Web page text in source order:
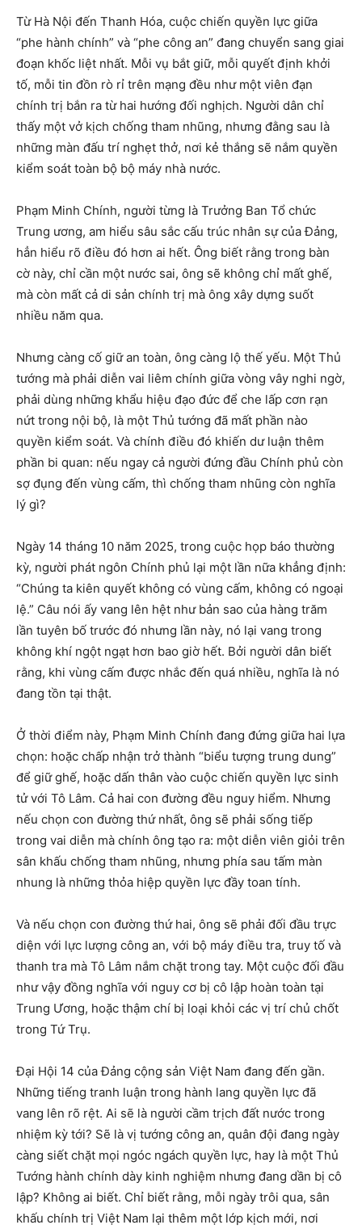
Từ Hà Nội đến Thanh Hóa, cuộc chiến quyền lực giữa
“phe hành chính” và “phe công an” đang chuyển sang giai
đoạn khốc liệt nhất. Mỗi vụ bắt giữ, mỗi quyết định khởi
tố, mỗi tin đồn rò rỉ trên mạng đều như một viên đạn
chính trị bắn ra từ hai hướng đối nghịch. Người dân chỉ
thấy một vở kịch chống tham nhũng, nhưng đằng sau là
những màn đấu trí nghẹt thở, nơi kẻ thắng sẽ nắm quyền
kiểm soát toàn bộ bộ máy nhà nước.
Phạm Minh Chính, người từng là Trưởng Ban Tổ chức
Trung ương, am hiểu sâu sắc cấu trúc nhân sự của Đảng,
hẳn hiểu rõ điều đó hơn ai hết. Ông biết rằng trong bàn
cờ này, chỉ cần một nước sai, ông sẽ không chỉ mất ghế,
mà còn mất cả di sản chính trị mà ông xây dựng suốt
nhiều năm qua.
Nhưng càng cố giữ an toàn, ông càng lộ thế yếu. Một Thủ
tướng mà phải diễn vai liêm chính giữa vòng vây nghi ngờ,
phải dùng những khẩu hiệu đạo đức để che lấp cơn rạn
nứt trong nội bộ, là một Thủ tướng đã mất phần nào
quyền kiểm soát. Và chính điều đó khiến dư luận thêm
phần bi quan: nếu ngay cả người đứng đầu Chính phủ còn
sợ đụng đến vùng cấm, thì chống tham nhũng còn nghĩa
lý gì?
Ngày 14 tháng 10 năm 2025, trong cuộc họp báo thường
kỳ, người phát ngôn Chính phủ lại một lần nữa khẳng định:
“Chúng ta kiên quyết không có vùng cấm, không có ngoại
lệ.” Câu nói ấy vang lên hệt như bản sao của hàng trăm
lần tuyên bố trước đó nhưng lần này, nó lại vang trong
không khí ngột ngạt hơn bao giờ hết. Bởi người dân biết
rằng, khi vùng cấm được nhắc đến quá nhiều, nghĩa là nó
đang tồn tại thật.
Ở thời điểm này, Phạm Minh Chính đang đứng giữa hai lựa
chọn: hoặc chấp nhận trở thành “biểu tượng trung dung”
để giữ ghế, hoặc dấn thân vào cuộc chiến quyền lực sinh
tử với Tô Lâm. Cả hai con đường đều nguy hiểm. Nhưng
nếu chọn con đường thứ nhất, ông sẽ phải sống tiếp
trong vai diễn mà chính ông tạo ra: một diễn viên giỏi trên
sân khấu chống tham nhũng, nhưng phía sau tấm màn
nhung là những thỏa hiệp quyền lực đầy toan tính.
Và nếu chọn con đường thứ hai, ông sẽ phải đối đầu trực
diện với lực lượng công an, với bộ máy điều tra, truy tố và
thanh tra mà Tô Lâm nắm chặt trong tay. Một cuộc đối đầu
như vậy đồng nghĩa với nguy cơ bị cô lập hoàn toàn tại
Trung Ương, hoặc thậm chí bị loại khỏi các vị trí chủ chốt
trong Tứ Trụ.
Đại Hội 14 của Đảng cộng sản Việt Nam đang đến gần.
Những tiếng tranh luận trong hành lang quyền lực đã
vang lên rõ rệt. Ai sẽ là người cầm trịch đất nước trong
nhiệm kỳ tới? Sẽ là vị tướng công an, quân đội đang ngày
càng siết chặt mọi ngóc ngách quyền lực, hay là một Thủ
Tướng hành chính dày kinh nghiệm nhưng đang dần bị cô
lập? Không ai biết. Chỉ biết rằng, mỗi ngày trôi qua, sân
khấu chính trị Việt Nam lại thêm một lớp kịch mới, nơi